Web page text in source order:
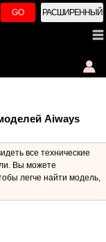
GO РАСШИРЕННЫЙ
Aiways
все технические
Вы можете
легче найти модель,